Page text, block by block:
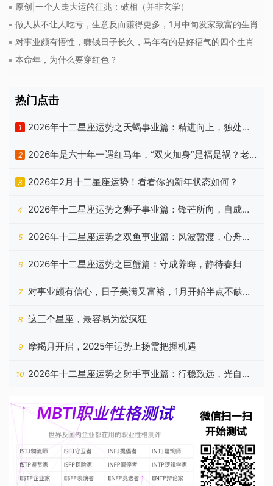
原创|一个人走大运的征兆：破相（并非玄学）
做人从不让人吃亏，生意反而赚得更多，1月中旬发家致富的生肖
对事业颇有悟性，赚钱日子长久，马年有的是好福气的四个生肖
本命年，为什么要穿红色？
热门点击
1
2026年十二星座运势之天蝎事业篇：精进向上，独处自
2
2026年是六十年一遇红马年，“双火加身”是福是祸？老
祖宗忠告有答案
3 2026年2月十二星座运势！看看你的新年状态如何？
4
2026年十二星座运势之狮子事业篇：锋芒所向，自成山
5
2026年十二星座运势之双鱼事业篇：风波暂渡，心舟自
6 2026年十二星座运势之巨蟹篇：守成养晦，静待春归
7
对事业颇有信心，日子美满又富裕，1月开始半点不缺钱
的星座
8 这三个星座，最容易为爱疯狂
9 摩羯月开启，2025年运势上扬需把握机遇
10 2026年十二星座运势之射手事业篇：行稳致远，光自心